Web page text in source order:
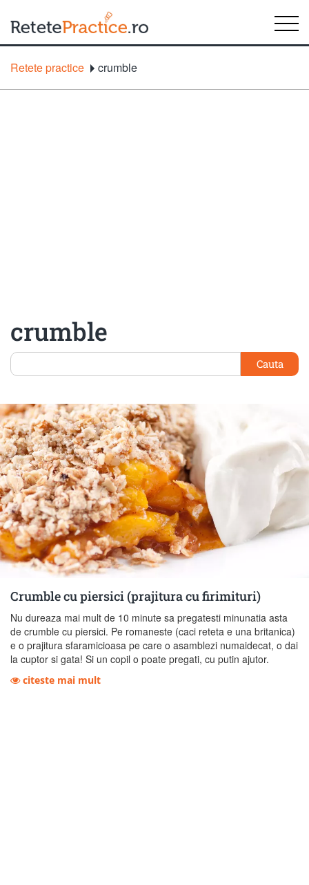
Retete practice crumble
crumble
Cauta
Crumble cu piersici (prajitura cu firimituri)
Nu dureaza mai mult de 10 minute sa pregatesti minunatia asta
de crumble cu piersici. Pe romaneste (caci reteta e una britanica)
e o prajitura sfaramicioasa pe care o asamblezi numaidecat, o dai
la cuptor si gata! Si un copil o poate pregati, cu putin ajutor.
citeste mai mult